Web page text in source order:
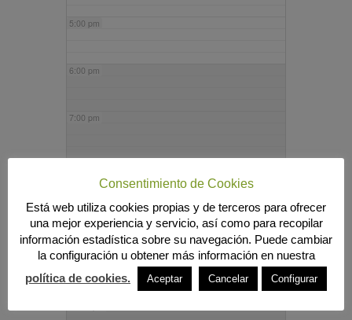
5:00 pm
6:00 pm
7:00 pm
9:00 pm
10:00 pm
Consentimiento de Cookies
Está web utiliza cookies propias y de terceros para ofrecer
una mejor experiencia y servicio, así como para recopilar
información estadística sobre su navegación. Puede cambiar
la configuración u obtener más información en nuestra
política de cookies.
Aceptar Cancelar Configurar